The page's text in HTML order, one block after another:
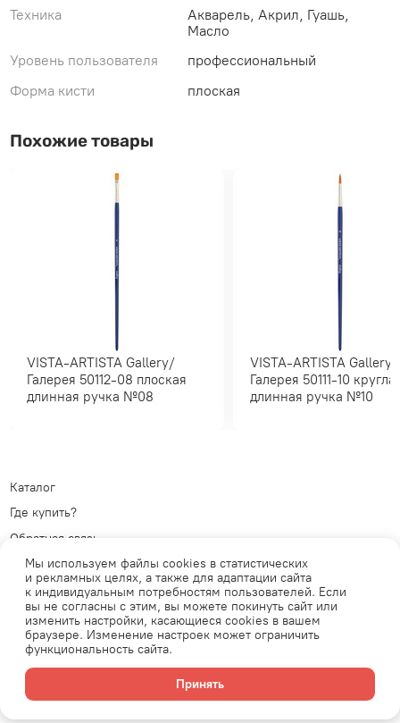
Техника
Акварель, Акрил, Гуашь,
Масло
Уровень пользователя
профессиональный
Форма кисти
плоская
Похожие товары
VISTA-ARTISTA Gallery/
Галерея 50112-08 плоская
длинная ручка №08
VISTA-ARTISTA Gallery/
Галерея 50111-10 круглая
длинная ручка №10
Каталог
Где купить?
Обратная связь
Политика обработки
персональных данных
Публичная оферта
Телеграм
ВКонтакте
адрес: 105554, г.Москва, ул. 11-я Парковая, д. 9/35, этаж 1, помещение
V. Email: shop@leonardo.ru
Мы используем файлы cookies в статистических
и рекламных целях, а также для адаптации сайта
к индивидуальным потребностям пользователей. Если
вы не согласны с этим, вы можете покинуть сайт или
изменить настройки, касающиеся cookies в вашем
браузере. Изменение настроек может ограничить
функциональность сайта.
Принять